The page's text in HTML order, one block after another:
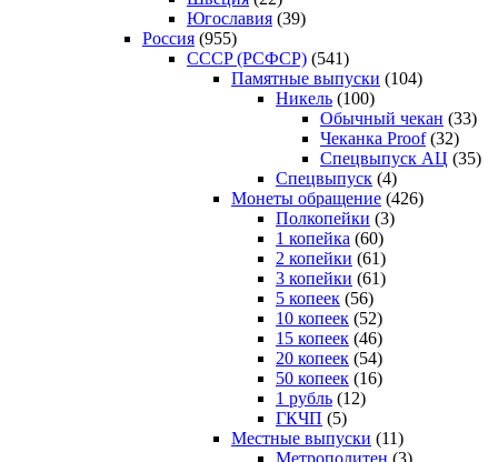
Югославия (39)
Россия (955)
CCCP (РСФСР) (541)
Памятные выпуски (104)
Никель (100)
Обычный чекан (33)
Чеканка Proof(32)
Спецвыпуск АЦ (35)
Спецвыпуск (4)
Монеты обращение (426)
Полкопейки (3)
1 копейка (60)
2 копейки (61)
3 копейки (61)
5 копеек (56)
10 копеек (52)
15 копеек (46)
20 копеек (54)
50 копеек (16)
1 рубль (12)
ГКЧП (5)
Местные выпуски (11)
Метрополитен (3)